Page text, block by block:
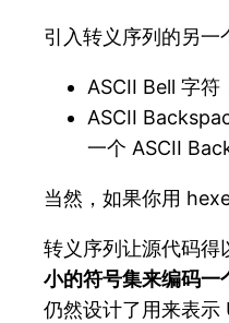
引入转义序列的另
ASCII Bell 字符
ASCII
一个 ASCII
当然，如果你用
转义序列让源代码得
小的符号集来编码一
仍然设计了用来表示